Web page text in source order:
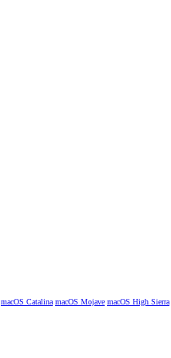
macOS Catalina macOS Mojave macOS High Sierra